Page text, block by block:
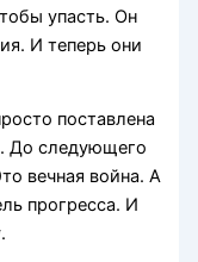
упасть. Он
И теперь они
поставлена
До следующего
вечная война. А
прогресса. И